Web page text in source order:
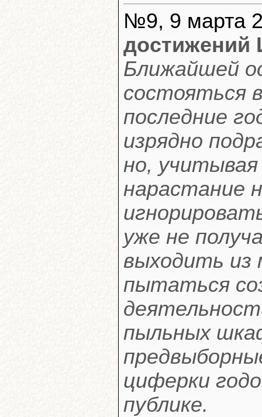
№9, 9 марта
достижений
Ближайшей
состояться
последние
изрядно
но,
нарастание
уже не
выходить из
пытаться
пыльных
циферки
публике.